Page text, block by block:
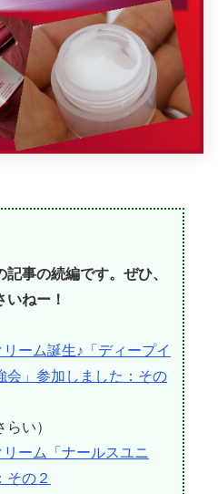
事の続編です。ぜひ、
ねー！
ーム誕生♪「ディープイ
会」参加しました：その
い）
ーム「ナールスユニ
その２